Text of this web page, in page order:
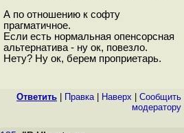
А по отношению к софту
прагматичное.
Если есть нормальная опенсорсная
альтернатива - ну ок, повезло.
Нету? Ну ок, берем проприетарь.
Ответить Правка| Наверх
Cообщить
модератору